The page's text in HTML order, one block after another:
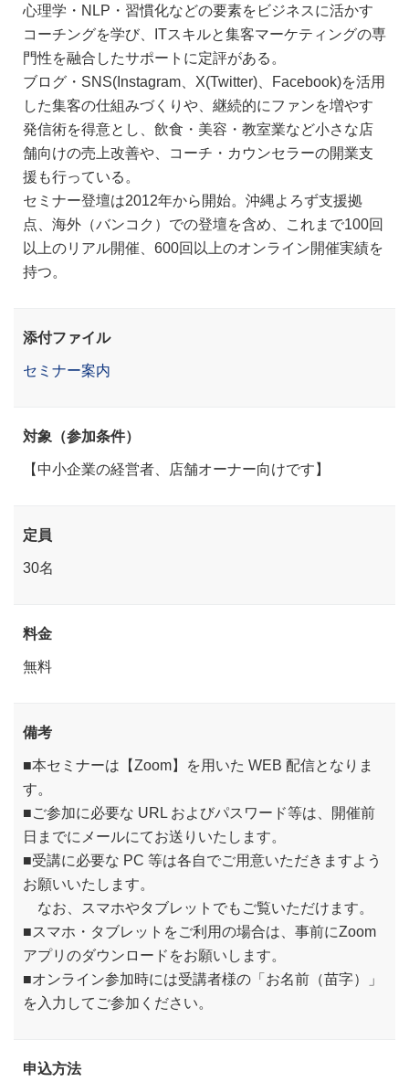
心理学・NLP・習慣化などの要素をビジネスに活かす
コーチングを学び、ITスキルと集客マーケティングの専
門性を融合したサポートに定評がある。
ブログ・SNS(Instagram、X(Twitter)、Facebook)を活用
した集客の仕組みづくりや、継続的にファンを増やす
発信術を得意とし、飲食・美容・教室業など小さな店
舗向けの売上改善や、コーチ・カウンセラーの開業支
援も行っている。
セミナー登壇は2012年から開始。沖縄よろず支援拠
点、海外（バンコク）での登壇を含め、これまで100回
以上のリアル開催、600回以上のオンライン開催実績を
持つ。
添付ファイル
セミナー案内
対象（参加条件）
【中小企業の経営者、店舗オーナー向けです】
定員
30名
料金
無料
備考
■本セミナーは【Zoom】を用いた WEB 配信となりま
す。
■ご参加に必要な URL およびパスワード等は、開催前
日までにメールにてお送りいたします。
■受講に必要な PC 等は各自でご用意いただきますよう
お願いいたします。
なお、スマホやタブレットでもご覧いただけます。
■スマホ・タブレットをご利用の場合は、事前にZoom
アプリのダウンロードをお願いします。
■オンライン参加時には受講者様の「お名前（苗字）」
を入力してご参加ください。
申込方法